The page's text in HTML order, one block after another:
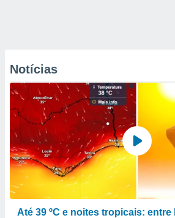
Notícias
Até 39 ºC e noites tropicais: